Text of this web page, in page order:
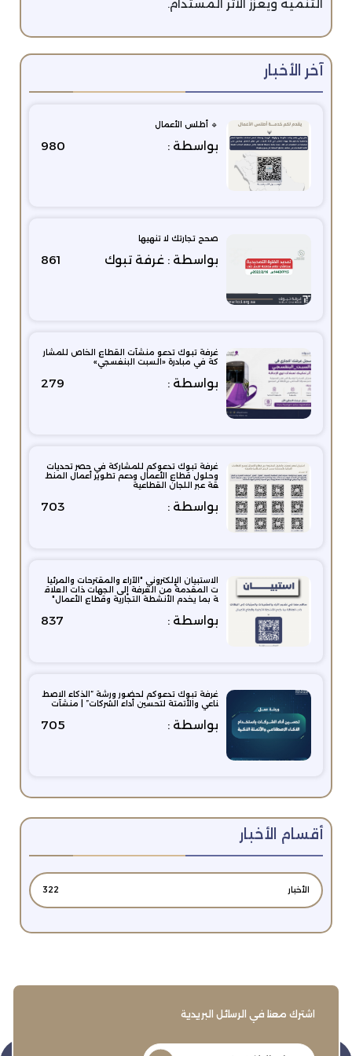
التنمية ويعزز الأثر المستدام.
آخر الأخبار
🔹 أطلس الأعمال
بواسطة : 980
صحح تجارتك لا تنهيها
بواسطة : غرفة تبوك 861
غرفة تبوك تدعو منشآت القطاع الخاص للمشار
كة في مبادرة «السبت البنفسجي»
بواسطة : 279
غرفة تبوك تدعوكم للمشاركة في حصر تحديات
وحلول قطاع الأعمال ودعم تطوير أعمال المنط
قة عبر اللجان القطاعية
بواسطة : 703
الاستبيان الإلكتروني "الآراء والمقترحات والمرئيا
ت المقدمة من الغرفة إلى الجهات ذات العلاق
ة بما يخدم الأنشطة التجارية وقطاع الأعمال"
بواسطة : 837
غرفة تبوك تدعوكم لحضور ورشة “الذكاء الاصط
ناعي والأتمتة لتحسين أداء الشركات” | منشآت
بواسطة : 705
أقسام الأخبار
الأخبار 322
اشترك معنا في الرسائل البريدية